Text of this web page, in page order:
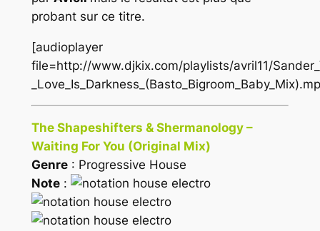
probant sur ce titre.
[audioplayer
file=http://www.djkix.com/playlists/avril11/
The Shapeshifters & Shermanology –
Waiting For You (Original Mix)
Genre: Progressive House
Note: